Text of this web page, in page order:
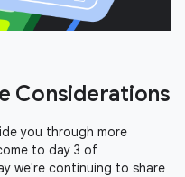
Considerations
you through more
to day 3 of
we're continuing to share